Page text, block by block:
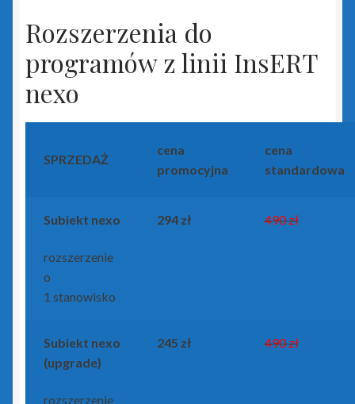
Sfera dla Subiekta GT
Subiekt GT
Subiekt Sprint 2
Insert Nexo i Nexo Pro
Gestor Nexo
Rozszerzenia do
programów z linii InsERT
nexo
SPRZEDAŻ
cena
promocyjna
cena
standardowa
Subiekt nexo
rozszerzenie
o
1 stanowisko
294 zł 490 zł
Subiekt nexo
(upgrade)
rozszerzenie
245 zł 490 zł